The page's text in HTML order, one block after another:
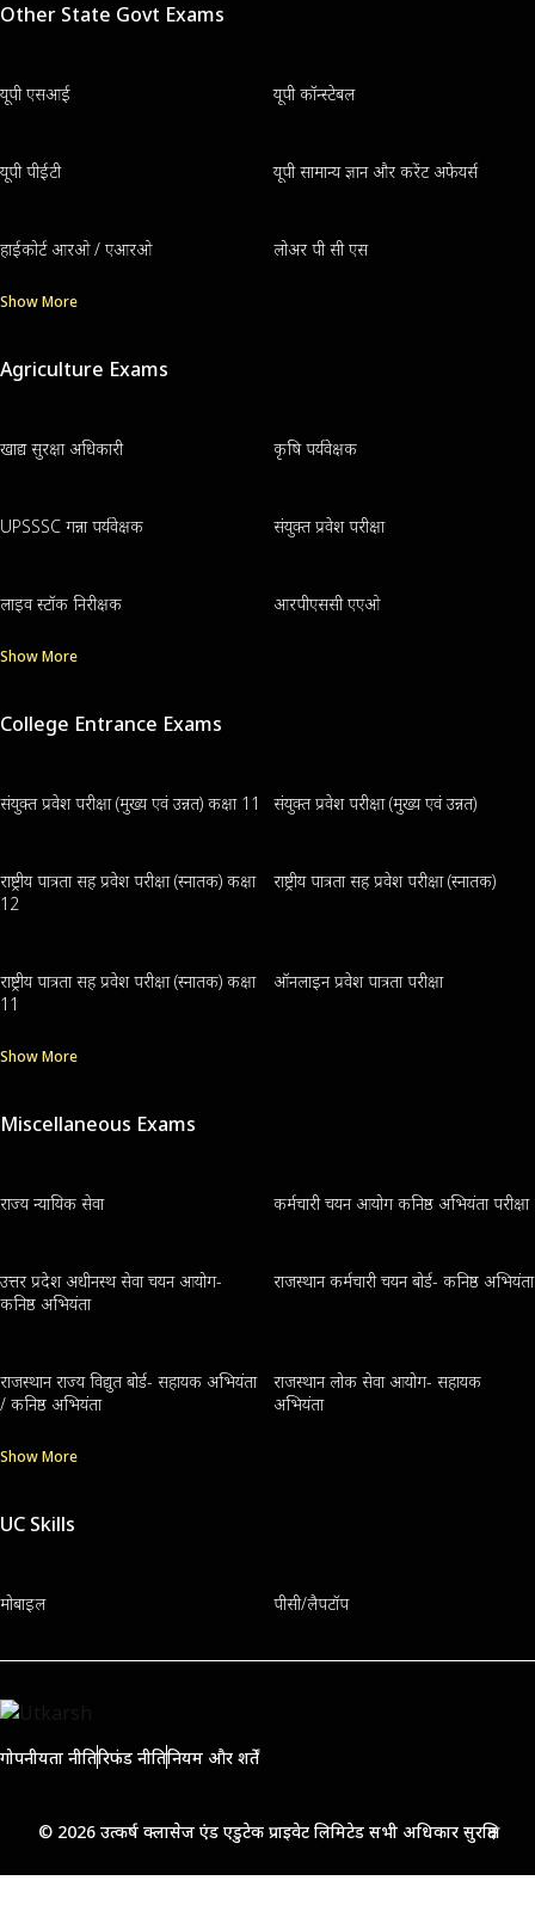
Other State Govt Exams
यूपी एसआई यूपी कॉन्स्टेबल
यूपी पीईटी यूपी सामान्य ज्ञान और करेंट अफेयर्स
हाईकोर्ट आरओ / एआरओ लोअर पी सी एस
Show More
Agriculture Exams
खाद्य सुरक्षा अधिकारी कृषि पर्यवेक्षक
UPSSSC गन्ना पर्यवेक्षक संयुक्त प्रवेश परीक्षा
लाइव स्टॉक निरीक्षक आरपीएससी एएओ
Show More
College Entrance Exams
संयुक्त प्रवेश परीक्षा (मुख्य एवं उन्नत) कक्षा 11 संयुक्त प्रवेश परीक्षा (मुख्य एवं उन्नत)
राष्ट्रीय पात्रता सह प्रवेश परीक्षा (स्नातक) कक्षा
12
राष्ट्रीय पात्रता सह प्रवेश परीक्षा (स्नातक)
राष्ट्रीय पात्रता सह प्रवेश परीक्षा (स्नातक) कक्षा
11
ऑनलाइन प्रवेश पात्रता परीक्षा
Show More
Miscellaneous Exams
राज्य न्यायिक सेवा कर्मचारी चयन आयोग कनिष्ठ अभियंता परीक्षा
उत्तर प्रदेश अधीनस्थ सेवा चयन आयोग-
कनिष्ठ अभियंता
राजस्थान कर्मचारी चयन बोर्ड- कनिष्ठ अभियंता
राजस्थान राज्य विद्युत बोर्ड- सहायक अभियंता
/ कनिष्ठ अभियंता
राजस्थान लोक सेवा आयोग- सहायक
अभियंता
Show More
UC Skills
मोबाइल पीसी/लैपटॉप
गोपनीयता नीतिरिफंड नीतिनियम और शर्तें
© 2026 उत्कर्ष क्लासेज एंड एडुटेक प्राइवेट लिमिटेड सभी अधिकार सुरक्षित